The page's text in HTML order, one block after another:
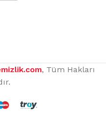
, Tüm Hakları